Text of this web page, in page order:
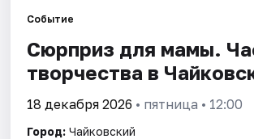
Событие
Сюрприз для мамы.
творчества в
18 декабря 2026 • пятница • 12:00
Город: Чайковский